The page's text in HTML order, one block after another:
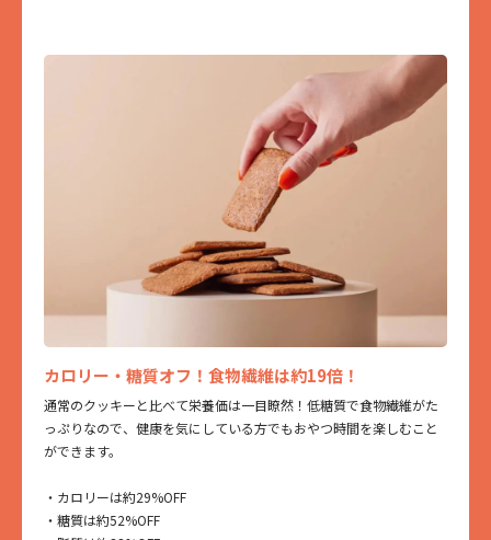
タンパク質：0.9g
炭水化物：7.0g
食塩相当量：0.00g
【宇治抹茶】
エネルギー：56kcal
タンパク質：1.2g
脂質：2.8g
- 糖質：3.9g
- 食物繊維：4.9g
食塩相当量：0.01g
カロリー・糖質オフ！食物繊維は約19倍！
通常のクッキーと比べて栄養価は一目瞭然！低糖質で食物繊維がた
っぷりなので、健康を気にしている方でもおやつ時間を楽しむこと
ができます。
・カロリーは約29%OFF
・糖質は約52%OFF